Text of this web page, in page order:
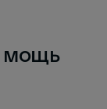
мощь